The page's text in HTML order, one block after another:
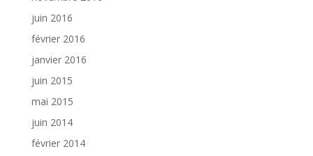
juin 2016
février 2016
janvier 2016
juin 2015
mai 2015
juin 2014
février 2014